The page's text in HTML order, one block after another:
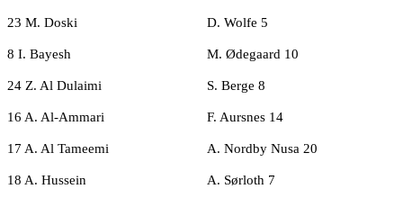
23 M. Doski D. Wolfe 5
8 I. Bayesh M. Ødegaard 10
24 Z. Al Dulaimi S. Berge 8
16 A. Al-Ammari F. Aursnes 14
17 A. Al Tameemi A. Nordby Nusa 20
18 A. Hussein A. Sørloth 7